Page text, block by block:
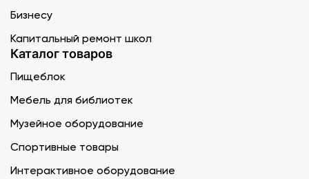
Бизнесу
Капитальный ремонт школ
Каталог товаров
Пищеблок
Мебель для библиотек
Музейное оборудование
Спортивные товары
Интерактивное оборудование